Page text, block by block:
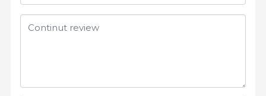
Continut review